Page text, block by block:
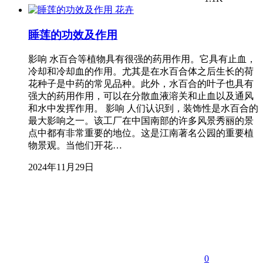
花卉
睡莲的功效及作用
影响 水百合等植物具有很强的药用作用。它具有止血，
冷却和冷却血的作用。尤其是在水百合体之后生长的荷
花种子是中药的常见品种。此外，水百合的叶子也具有
强大的药用作用，可以在分散血液溶关和止血以及通风
和水中发挥作用。 影响 人们认识到，装饰性是水百合的
最大影响之一。该工厂在中国南部的许多风景秀丽的景
点中都有非常重要的地位。这是江南著名公园的重要植
物景观。当他们开花…
2024年11月29日
0